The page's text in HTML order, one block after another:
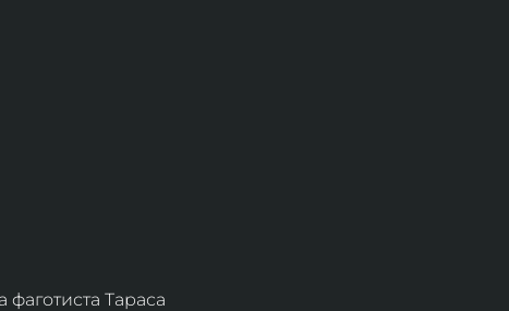
фаготиста Тараса